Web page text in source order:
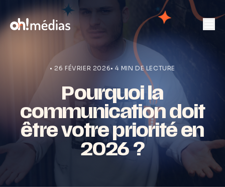
• 26 FÉVRIER 2026• 4 MIN DE LECTURE
Pourquoi la
communication doit
être votre priorité en
2026 ?